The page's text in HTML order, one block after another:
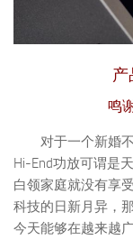
产
鸣
对于一个新婚
Hi-End功放可谓是
白领家庭就没有享
科技的日新月异，
今天能够在越来越